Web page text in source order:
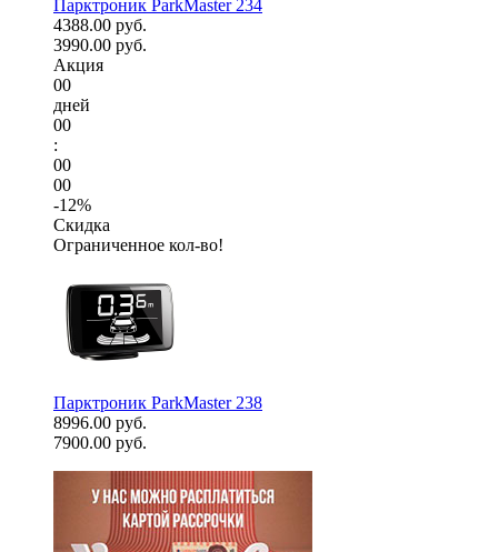
Парктроник ParkMaster 234
4388.00 руб.
3990.00 руб.
Акция
00
дней
00
:
00
00
-12%
Скидка
Ограниченное кол-во!
Парктроник ParkMaster 238
8996.00 руб.
7900.00 руб.